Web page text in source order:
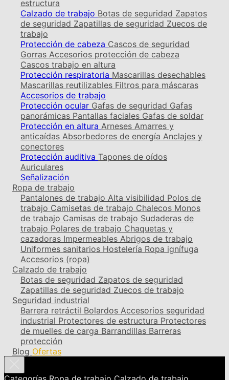
estructura
Calzado de trabajo Botas de seguridad Zapatos
de seguridad Zapatillas de seguridad Zuecos de
trabajo
Protección de cabeza Cascos de seguridad
Gorras Accesorios protección de cabeza
Cascos trabajo en altura
Protección respiratoria Mascarillas desechables
Mascarillas reutilizables Filtros para máscaras
Accesorios de trabajo
Protección ocular Gafas de seguridad Gafas
panorámicas Pantallas faciales Gafas de soldar
Protección en altura Arneses Amarres y
anticaídas Absorbedores de energía Anclajes y
conectores
Protección auditiva Tapones de oídos
Auriculares
Señalización
Ropa de trabajo
Pantalones de trabajo Alta visibilidad Polos de
trabajo Camisetas de trabajo Chalecos Monos
de trabajo Camisas de trabajo Sudaderas de
trabajo Polares de trabajo Chaquetas y
cazadoras Impermeables Abrigos de trabajo
Uniformes sanitarios Hostelería Ropa ignífuga
Accesorios (ropa)
Calzado de trabajo
Botas de seguridad Zapatos de seguridad
Zapatillas de seguridad Zuecos de trabajo
Seguridad industrial
Barrera retráctil Bolardos Accesorios seguridad
industrial Protectores de estructura Protectores
de muelles de carga Barrandillas Barreras
protección
Blog Ofertas